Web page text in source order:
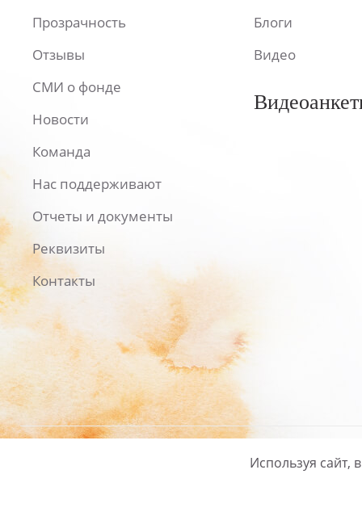
Прозрачность
Отзывы
СМИ о фонде
Новости
Команда
Нас поддерживают
Отчеты и документы
Реквизиты
Контакты
Блоги
Видео
Политика
Используя сайт,